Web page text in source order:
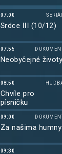
07:00 SERIÁL
Srdce III (10/12)
07:55
Neobyčejné životy
08:50
Chvíle pro
písničku
09:00
Za našima humny
09:30